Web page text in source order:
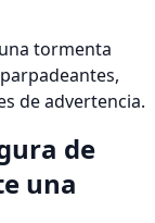
tormenta
de advertencia.
de
una